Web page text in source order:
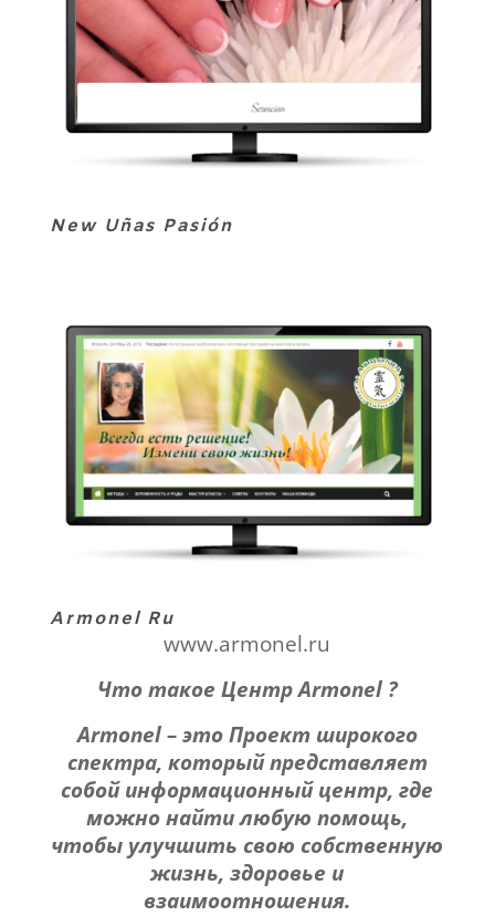
New Uñas Pasión
Armonel Ru
www.armonel.ru
Что такое Центр Armonel ?
Armonel – это Проект широкого
спектра, который представляет
собой информационный центр, где
можно найти любую помощь,
чтобы улучшить свою собственную
жизнь, здоровье и
взаимоотношения.